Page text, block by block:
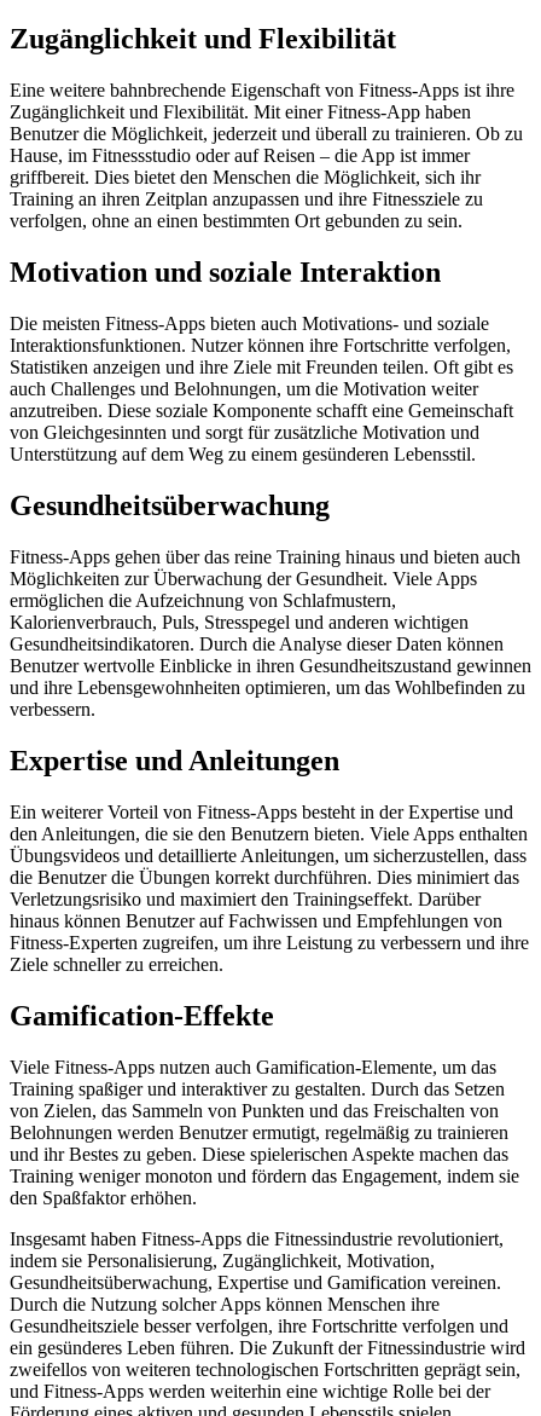
Zugänglichkeit und Flexibilität
Eine weitere bahnbrechende Eigenschaft von Fitness-Apps ist ihre
Zugänglichkeit und Flexibilität. Mit einer Fitness-App haben
Benutzer die Möglichkeit, jederzeit und überall zu trainieren. Ob zu
Hause, im Fitnessstudio oder auf Reisen – die App ist immer
griffbereit. Dies bietet den Menschen die Möglichkeit, sich ihr
Training an ihren Zeitplan anzupassen und ihre Fitnessziele zu
verfolgen, ohne an einen bestimmten Ort gebunden zu sein.
Motivation und soziale Interaktion
Die meisten Fitness-Apps bieten auch Motivations- und soziale
Interaktionsfunktionen. Nutzer können ihre Fortschritte verfolgen,
Statistiken anzeigen und ihre Ziele mit Freunden teilen. Oft gibt es
auch Challenges und Belohnungen, um die Motivation weiter
anzutreiben. Diese soziale Komponente schafft eine Gemeinschaft
von Gleichgesinnten und sorgt für zusätzliche Motivation und
Unterstützung auf dem Weg zu einem gesünderen Lebensstil.
Gesundheitsüberwachung
Fitness-Apps gehen über das reine Training hinaus und bieten auch
Möglichkeiten zur Überwachung der Gesundheit. Viele Apps
ermöglichen die Aufzeichnung von Schlafmustern,
Kalorienverbrauch, Puls, Stresspegel und anderen wichtigen
Gesundheitsindikatoren. Durch die Analyse dieser Daten können
Benutzer wertvolle Einblicke in ihren Gesundheitszustand gewinnen
und ihre Lebensgewohnheiten optimieren, um das Wohlbefinden zu
verbessern.
Expertise und Anleitungen
Ein weiterer Vorteil von Fitness-Apps besteht in der Expertise und
den Anleitungen, die sie den Benutzern bieten. Viele Apps enthalten
Übungsvideos und detaillierte Anleitungen, um sicherzustellen, dass
die Benutzer die Übungen korrekt durchführen. Dies minimiert das
Verletzungsrisiko und maximiert den Trainingseffekt. Darüber
hinaus können Benutzer auf Fachwissen und Empfehlungen von
Fitness-Experten zugreifen, um ihre Leistung zu verbessern und ihre
Ziele schneller zu erreichen.
Gamification-Effekte
Viele Fitness-Apps nutzen auch Gamification-Elemente, um das
Training spaßiger und interaktiver zu gestalten. Durch das Setzen
von Zielen, das Sammeln von Punkten und das Freischalten von
Belohnungen werden Benutzer ermutigt, regelmäßig zu trainieren
und ihr Bestes zu geben. Diese spielerischen Aspekte machen das
Training weniger monoton und fördern das Engagement, indem sie
den Spaßfaktor erhöhen.
Insgesamt haben Fitness-Apps die Fitnessindustrie revolutioniert,
indem sie Personalisierung, Zugänglichkeit, Motivation,
Gesundheitsüberwachung, Expertise und Gamification vereinen.
Durch die Nutzung solcher Apps können Menschen ihre
Gesundheitsziele besser verfolgen, ihre Fortschritte verfolgen und
ein gesünderes Leben führen. Die Zukunft der Fitnessindustrie wird
zweifellos von weiteren technologischen Fortschritten geprägt sein,
und Fitness-Apps werden weiterhin eine wichtige Rolle bei der